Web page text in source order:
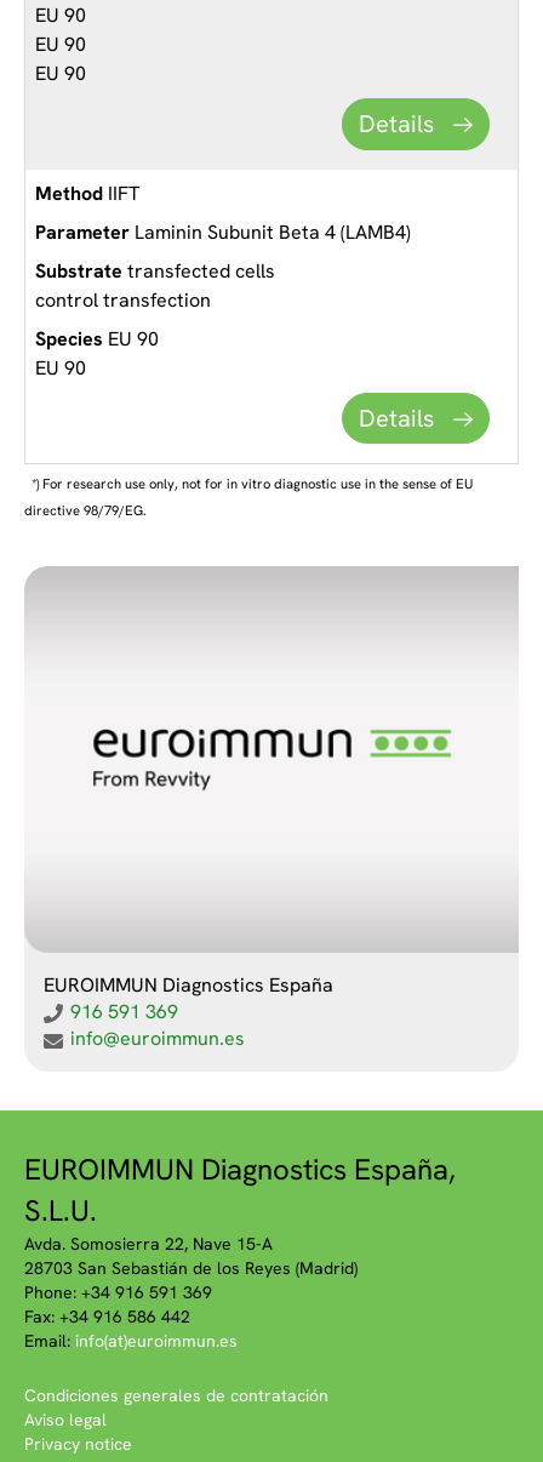
EU 90
EU 90
EU 90
Details
IIFT
Laminin Subunit Beta 4 (LAMB4)
transfected cells
control transfection
EU 90
EU 90
Details
*) For research use only, not for in vitro diagnostic use in the sense of EU
directive 98/79/EG.
EUROIMMUN Diagnostics España
916 591 369
info@euroimmun.es
EUROIMMUN Diagnostics España,
S.L.U.
Avda. Somosierra 22, Nave 15-A
28703 San Sebastián de los Reyes (Madrid)
Phone: +34 916 591 369
Fax: +34 916 586 442
Email: info(at)euroimmun.es
Condiciones generales de contratación
Aviso legal
Privacy notice